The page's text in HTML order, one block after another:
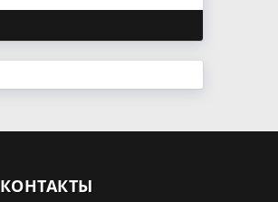
КОНТАКТЫ